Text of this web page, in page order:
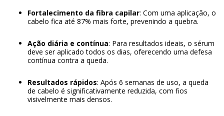
Fortalecimento da fibra capilar: Com uma aplicação, o
cabelo fica até 87% mais forte, prevenindo a quebra.
Ação diária e contínua: Para resultados ideais, o sérum
deve ser aplicado todos os dias, oferecendo uma defesa
contínua contra a queda.
Resultados rápidos: Após 6 semanas de uso, a queda
de cabelo é significativamente reduzida, com fios
visivelmente mais densos.